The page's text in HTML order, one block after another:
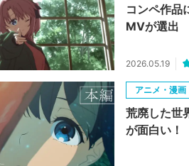
コンペ作品
MVが選出
2026.05.19
アニメ・漫画
荒廃した世
が面白い！